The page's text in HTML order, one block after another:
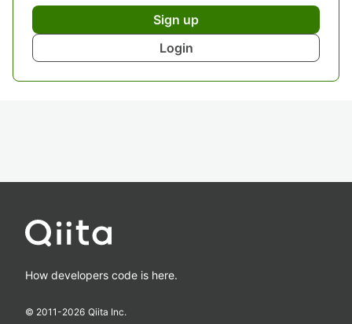
Sign up
Login
How developers code is here.
© 2011-2026 Qiita Inc.